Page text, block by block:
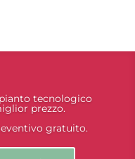
tecnologico
prezzo.
gratuito.